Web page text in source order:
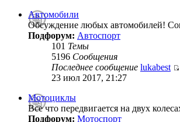
Автомобили
Обсуждение любых автомобилей!
Подфорум: Автоспорт
101 Темы
5196 Сообщения
Последнее сообщение lukabest
23 июл 2017, 21:27
Мотоциклы
Все что передвигается на двух
Подфорум: Мотоспорт